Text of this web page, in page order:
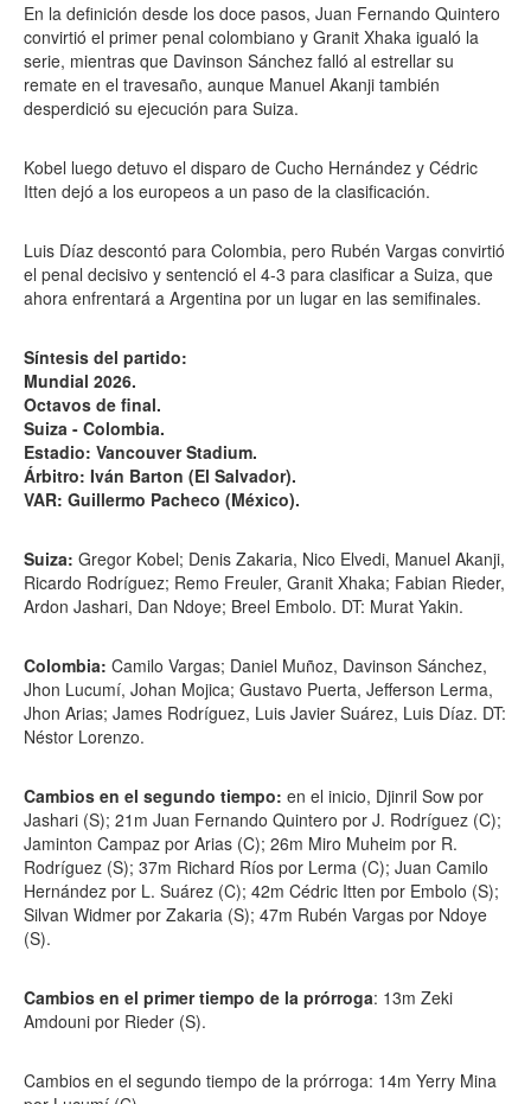
En la definición desde los doce pasos, Juan Fernando Quintero
convirtió el primer penal colombiano y Granit Xhaka igualó la
serie, mientras que Davinson Sánchez falló al estrellar su
remate en el travesaño, aunque Manuel Akanji también
desperdició su ejecución para Suiza.
Kobel luego detuvo el disparo de Cucho Hernández y Cédric
Itten dejó a los europeos a un paso de la clasificación.
Luis Díaz descontó para Colombia, pero Rubén Vargas convirtió
el penal decisivo y sentenció el 4-3 para clasificar a Suiza, que
ahora enfrentará a Argentina por un lugar en las semifinales.
Síntesis del partido:
Mundial 2026.
Octavos de final.
Suiza - Colombia.
Estadio: Vancouver Stadium.
Árbitro: Iván Barton (El Salvador).
VAR: Guillermo Pacheco (México).
Suiza: Gregor Kobel; Denis Zakaria, Nico Elvedi, Manuel Akanji,
Ricardo Rodríguez; Remo Freuler, Granit Xhaka; Fabian Rieder,
Ardon Jashari, Dan Ndoye; Breel Embolo. DT: Murat Yakin.
Colombia: Camilo Vargas; Daniel Muñoz, Davinson Sánchez,
Jhon Lucumí, Johan Mojica; Gustavo Puerta, Jefferson Lerma,
Jhon Arias; James Rodríguez, Luis Javier Suárez, Luis Díaz. DT:
Néstor Lorenzo.
Cambios en el segundo tiempo: en el inicio, Djinril Sow por
Jashari (S); 21m Juan Fernando Quintero por J. Rodríguez (C);
Jaminton Campaz por Arias (C); 26m Miro Muheim por R.
Rodríguez (S); 37m Richard Ríos por Lerma (C); Juan Camilo
Hernández por L. Suárez (C); 42m Cédric Itten por Embolo (S);
Silvan Widmer por Zakaria (S); 47m Rubén Vargas por Ndoye
(S).
Cambios en el primer tiempo de la prórroga: 13m Zeki
Amdouni por Rieder (S).
Cambios en el segundo tiempo de la prórroga: 14m Yerry Mina